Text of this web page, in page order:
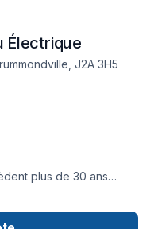
Électrique
J2A 3H5
plus de 30 ans
est un
de la construction du